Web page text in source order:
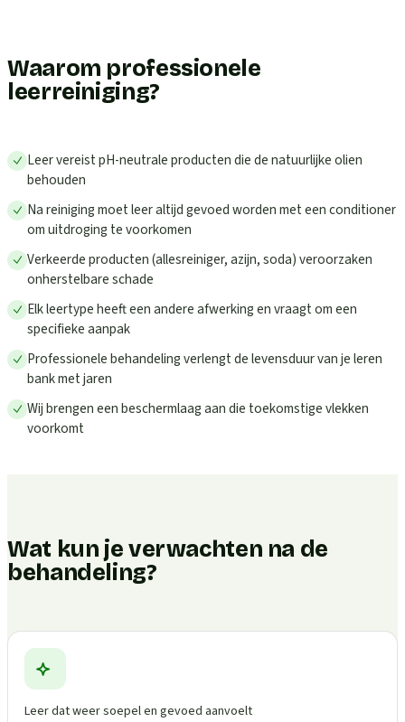
Waarom professionele
leerreiniging?
Leer vereist pH-neutrale producten die de natuurlijke olien
behouden
Na reiniging moet leer altijd gevoed worden met een conditioner
om uitdroging te voorkomen
Verkeerde producten (allesreiniger, azijn, soda) veroorzaken
onherstelbare schade
Elk leertype heeft een andere afwerking en vraagt om een
specifieke aanpak
Professionele behandeling verlengt de levensduur van je leren
bank met jaren
Wij brengen een beschermlaag aan die toekomstige vlekken
voorkomt
Wat kun je verwachten na de
behandeling?
Leer dat weer soepel en gevoed aanvoelt